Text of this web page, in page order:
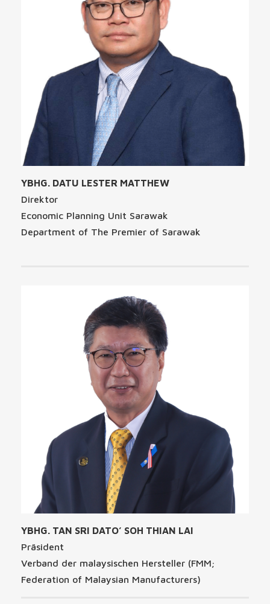
YBHG. DATU LESTER MATTHEW
Direktor
Economic Planning Unit Sarawak
Department of The Premier of Sarawak
YBHG. TAN SRI DATO’ SOH THIAN LAI
Präsident
Verband der malaysischen Hersteller (FMM;
Federation of Malaysian Manufacturers)